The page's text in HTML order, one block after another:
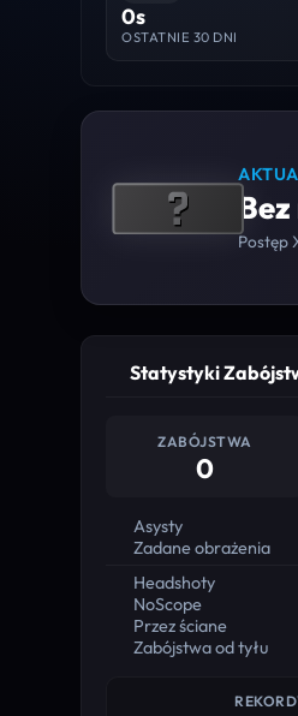
0s
OSTATNIE 30 DNI
Postęp
Statystyki
ZABÓJSTWA
0
Asysty
Zadane obrażenia
Headshoty
NoScope
Przez ściane
Zabójstwa od tyłu